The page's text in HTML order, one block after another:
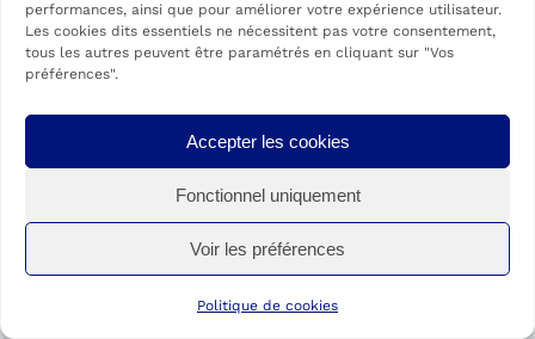
performances, ainsi que pour améliorer votre expérience utilisateur.
Les cookies dits essentiels ne nécessitent pas votre consentement,
tous les autres peuvent être paramétrés en cliquant sur "Vos
préférences".
Accepter les cookies
Fonctionnel uniquement
Voir les préférences
Politique de cookies
POURQUOI CHOISIR
NOTRE RÉSEAU ?
Contactez-nous !
Nous avons définiun processus
d’appareillagequi décritl’accompagnement
que nous proposons aux patients